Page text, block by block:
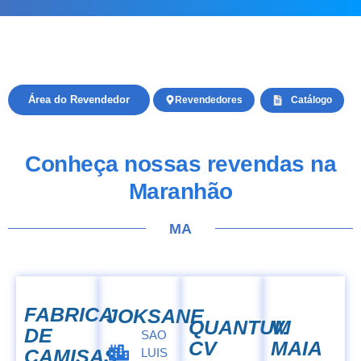
Catálogo
Revendedores
Área do Revendedor
Conheça nossas revendas na
Maranhão
MA
FABRICA
DE
CAMISAS
JOKSANE
SAO
LUIS
QUANTUM
CV
V.
MAIA